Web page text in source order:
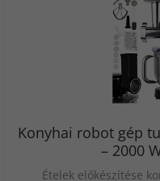
Konyhai robot gép
– 2000
Ételek előkészítése